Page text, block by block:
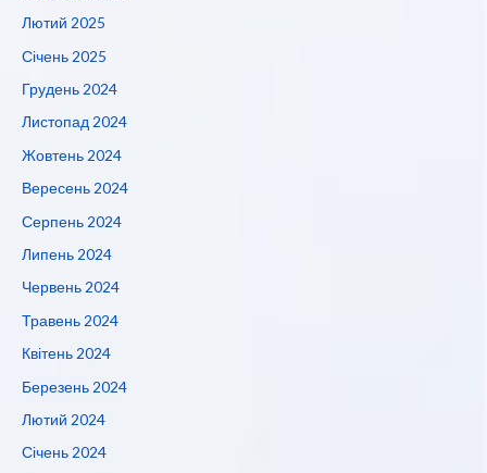
Лютий 2025
Січень 2025
Грудень 2024
Листопад 2024
Жовтень 2024
Вересень 2024
Серпень 2024
Липень 2024
Червень 2024
Травень 2024
Квітень 2024
Березень 2024
Лютий 2024
Січень 2024